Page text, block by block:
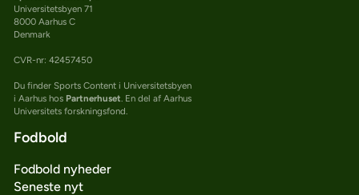
Universitetsbyen 71
8000 Aarhus C
Denmark
CVR-nr: 42457450
Du finder Sports Content i Universitetsbyen
i Aarhus hos Partnerhuset. En del af Aarhus
Universitets forskningsfond.
Fodbold
Fodbold nyheder
Seneste nyt